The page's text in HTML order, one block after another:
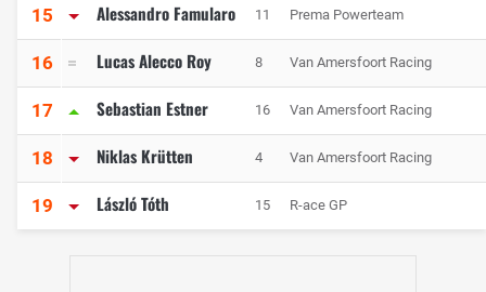
15 Alessandro Famularo 11 Prema Powerteam
16 Lucas Alecco Roy 8 Van Amersfoort Racing
17 Sebastian Estner 16 Van Amersfoort Racing
18 Niklas Krütten 4 Van Amersfoort Racing
19 László Tóth 15 R-ace GP